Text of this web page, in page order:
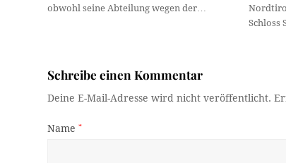
obwohl seine Abteilung wegen der…
Schloss
Schreibe einen Kommentar
Deine E-Mail-Adresse wird nicht veröffentlicht.
Name*